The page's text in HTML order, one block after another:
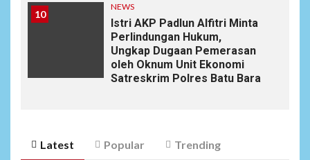
10
NEWS
Istri AKP Padlun Alfitri Minta
Perlindungan Hukum,
Ungkap Dugaan Pemerasan
oleh Oknum Unit Ekonomi
Satreskrim Polres Batu Bara
Latest Popular Trending